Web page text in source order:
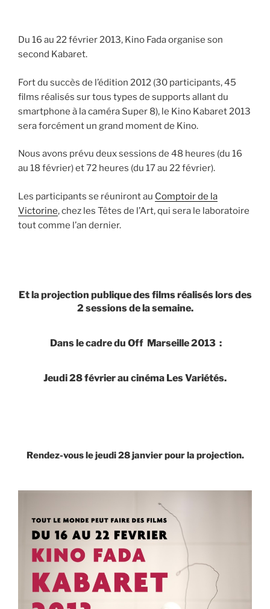
Du 16 au 22 février 2013, Kino Fada organise son
second Kabaret.
Fort du succès de l’édition 2012 (30 participants, 45
films réalisés sur tous types de supports allant du
smartphone à la caméra Super 8), le Kino Kabaret 2013
sera forcément un grand moment de Kino.
Nous avons prévu deux sessions de 48 heures (du 16
au 18 février) et 72 heures (du 17 au 22 février).
Les participants se réuniront au Comptoir de la
Victorine, chez les Têtes de l’Art, qui sera le laboratoire
tout comme l’an dernier.
Et la projection publique des films réalisés lors des
2 sessions de la semaine.
Dans le cadre du Off Marseille 2013 :
Jeudi 28 février au cinéma Les Variétés.
Rendez-vous le jeudi 28 janvier pour la projection.